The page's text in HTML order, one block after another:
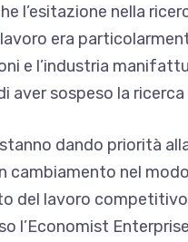
l’esitazione nella
era
e l’industria
aver sospeso la
dando priorità
cambiamento nel
del lavoro
l’Economist